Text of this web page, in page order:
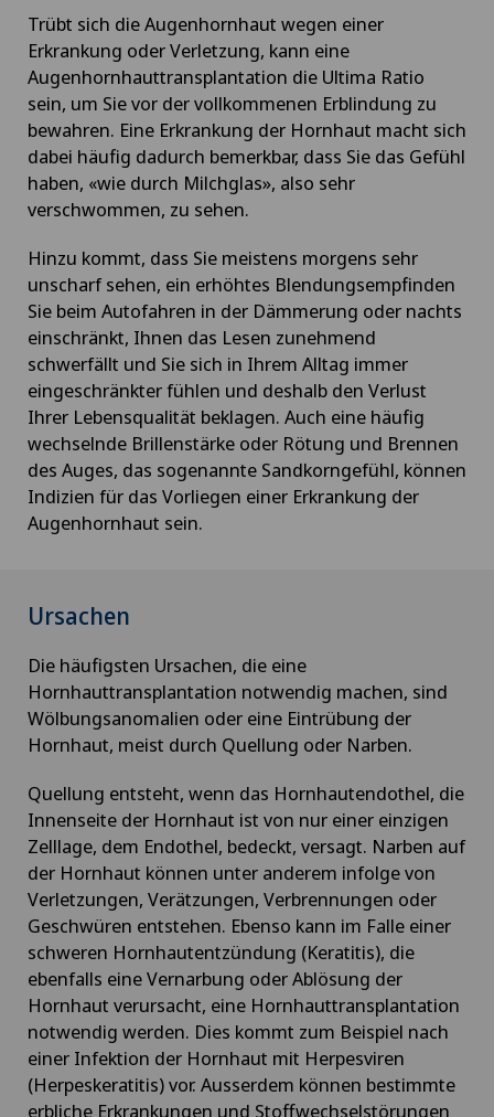
Trübt sich die Augenhornhaut wegen einer
Erkrankung oder Verletzung, kann eine
Augenhornhauttransplantation die Ultima Ratio
sein, um Sie vor der vollkommenen Erblindung zu
bewahren. Eine Erkrankung der Hornhaut macht sich
dabei häufig dadurch bemerkbar, dass Sie das Gefühl
haben, «wie durch Milchglas», also sehr
verschwommen, zu sehen.
Hinzu kommt, dass Sie meistens morgens sehr
unscharf sehen, ein erhöhtes Blendungsempfinden
Sie beim Autofahren in der Dämmerung oder nachts
einschränkt, Ihnen das Lesen zunehmend
schwerfällt und Sie sich in Ihrem Alltag immer
eingeschränkter fühlen und deshalb den Verlust
Ihrer Lebensqualität beklagen. Auch eine häufig
wechselnde Brillenstärke oder Rötung und Brennen
des Auges, das sogenannte Sandkorngefühl, können
Indizien für das Vorliegen einer Erkrankung der
Augenhornhaut sein.
Ursachen
Die häufigsten Ursachen, die eine
Hornhauttransplantation notwendig machen, sind
Wölbungsanomalien oder eine Eintrübung der
Hornhaut, meist durch Quellung oder Narben.
Quellung entsteht, wenn das Hornhautendothel, die
Innenseite der Hornhaut ist von nur einer einzigen
Zelllage, dem Endothel, bedeckt, versagt. Narben auf
der Hornhaut können unter anderem infolge von
Verletzungen, Verätzungen, Verbrennungen oder
Geschwüren entstehen. Ebenso kann im Falle einer
schweren Hornhautentzündung (Keratitis), die
ebenfalls eine Vernarbung oder Ablösung der
Hornhaut verursacht, eine Hornhauttransplantation
notwendig werden. Dies kommt zum Beispiel nach
einer Infektion der Hornhaut mit Herpesviren
(Herpeskeratitis) vor. Ausserdem können bestimmte
erbliche Erkrankungen und Stoffwechselstörungen